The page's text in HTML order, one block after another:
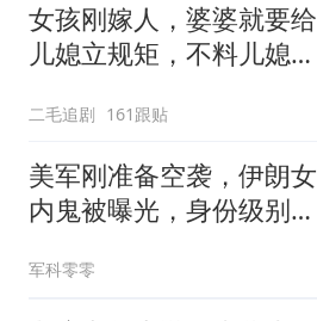
女孩刚嫁人，婆婆就要给
儿媳立规矩，不料儿媳不
二毛追剧 161跟贴
美军刚准备空袭，伊朗女
内鬼被曝光，身份级别很
军科零零